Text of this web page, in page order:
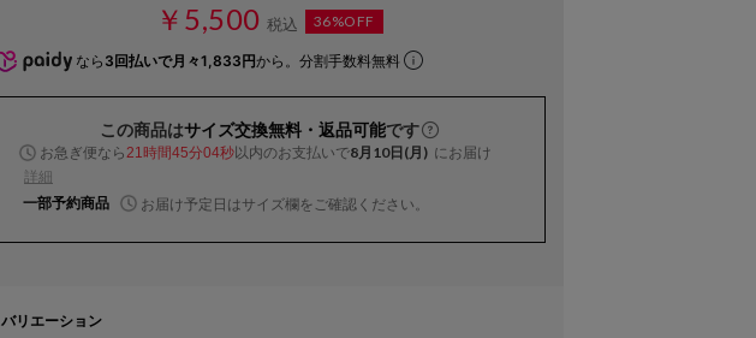
￥5,500 税込 36%OFF
なら 3回払いで月々1,833円から。分割手数料無料
この商品はサイズ交換無料・返品可能です
お急ぎ便なら 21時間45分03秒以内のお支払いで8月10日(月) にお届け
詳細
一部予約商品
お届け予定日はサイズ欄をご確認ください。
バリエーション